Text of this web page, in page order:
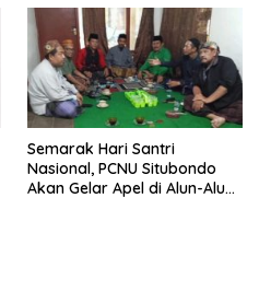
Semarak Hari Santri
Nasional, PCNU Situbondo
Akan Gelar Apel di Alun-Alun